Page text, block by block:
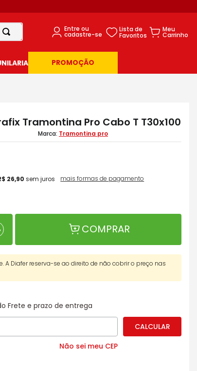
PROMOÇÃO
Tramontina Pro Cabo T T30x100
Tramontina pro
26,90 sem juros mais formas de pagamento
COMPRAR
A Diafer reserva-se ao direito de não cobrir o preço nas
Frete e prazo de entrega
Não sei meu CEP